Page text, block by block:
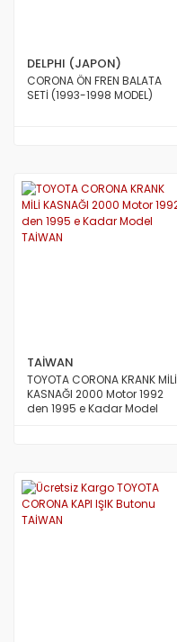
DELPHI (JAPON)
CORONA ÖN FREN BALATA
SETİ (1993-1998 MODEL)
TAİWAN
TOYOTA CORONA KRANK MİLİ
KASNAĞI 2000 Motor 1992
den 1995 e Kadar Model